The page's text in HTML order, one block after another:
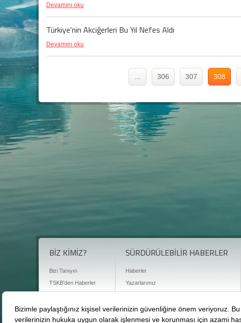
Devamını oku
Türkiye'nin Akciğerleri Bu Yıl Nefes Aldı
Devamını oku
306 307 308
BİZ KİMİZ?
Bizi Tanıyın
TSKB'den Haberler
Basın Odası
Bize Ulaşın
SÜRDÜRÜLEBİLİR HABERLER
Haberler
Yazarlarımız
Sürdürülebilirlik Kütüphanesi
Karbon Sayacı